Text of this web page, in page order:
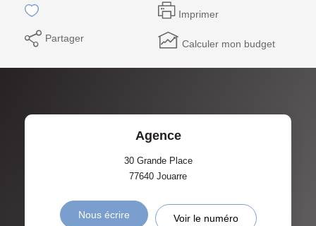
Imprimer
Partager Calculer mon budget
Agence
30 Grande Place
77640 Jouarre
Nous écrire Voir le numéro